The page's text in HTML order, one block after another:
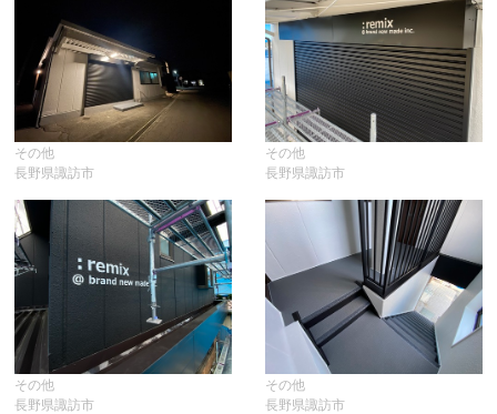
その他
長野県諏訪市
その他
長野県諏訪市
その他
長野県諏訪市
その他
長野県諏訪市